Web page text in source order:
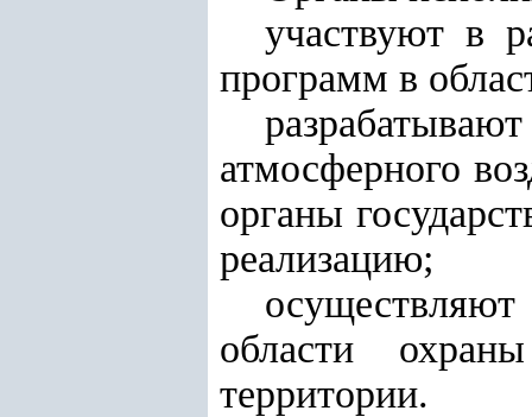
участвуют в
программ в
атмосферного
органы
реализацию;
области
территории.